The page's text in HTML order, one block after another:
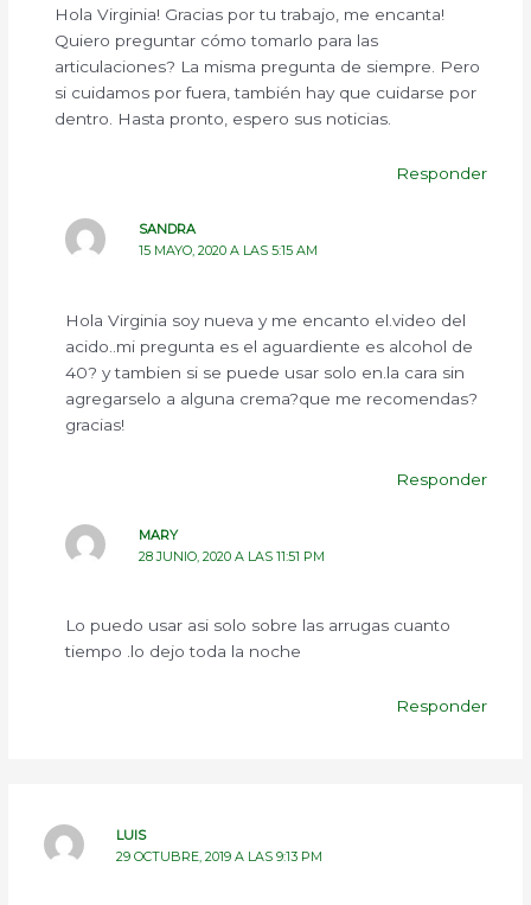
Hola Virginia! Gracias por tu trabajo, me encanta!
Quiero preguntar cómo tomarlo para las
articulaciones? La misma pregunta de siempre. Pero
si cuidamos por fuera, también hay que cuidarse por
dentro. Hasta pronto, espero sus noticias.
Responder
SANDRA
15 MAYO, 2020 A LAS 5:15 AM
Hola Virginia soy nueva y me encanto el.video del
acido..mi pregunta es el aguardiente es alcohol de
40? y tambien si se puede usar solo en.la cara sin
agregarselo a alguna crema?que me recomendas?
gracias!
Responder
MARY
28 JUNIO, 2020 A LAS 11:51 PM
Lo puedo usar asi solo sobre las arrugas cuanto
tiempo .lo dejo toda la noche
Responder
LUIS
29 OCTUBRE, 2019 A LAS 9:13 PM